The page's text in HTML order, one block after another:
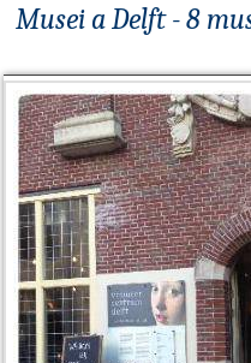
Musei a Delft - 8